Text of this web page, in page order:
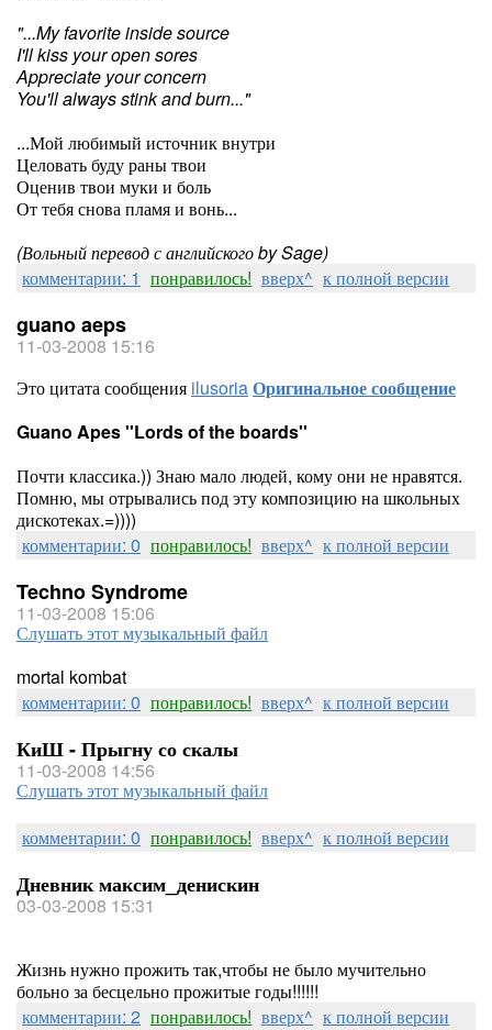
"...My favorite inside source
I'll kiss your open sores
Appreciate your concern
You'll always stink and burn..."
...Мой любимый источник внутри
Целовать буду раны твои
Оценив твои муки и боль
От тебя снова пламя и вонь...
(Вольный перевод с английского by Sage)
комментарии: 1 понравилось! вверх^ к полной версии
guano aeps
11-03-2008 15:16
Это цитата сообщения ilusoriaОригинальное сообщение
Guano Apes ''Lords of the boards''
Почти классика.)) Знаю мало людей, кому они не нравятся.
Помню, мы отрывались под эту композицию на школьных
дискотеках.=))))
комментарии: 0 понравилось! вверх^ к полной версии
Techno Syndrome
11-03-2008 15:06
Слушать этот музыкальный файл
mortal kombat
комментарии: 0 понравилось! вверх^ к полной версии
КиШ - Прыгну со скалы
11-03-2008 14:56
Слушать этот музыкальный файл
комментарии: 0 понравилось! вверх^ к полной версии
Дневник максим_денискин
03-03-2008 15:31
Жизнь нужно прожить так,чтобы не было мучительно
больно за бесцельно прожитые годы!!!!!!
комментарии: 2 понравилось! вверх^ к полной версии